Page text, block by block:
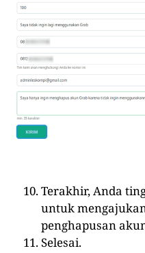
Terakhir, Anda
untuk
penghapusan
Selesai.